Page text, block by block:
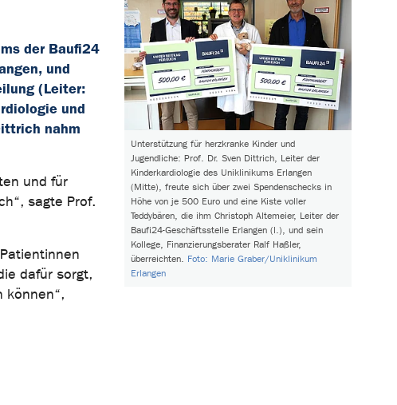
der Baufi24
und
(Leiter:
und
nahm
und für
sagte Prof.
dafür sorgt,
können“,
Unterstützung für herzkranke Kinder und
Jugendliche: Prof. Dr. Sven Dittrich, Leiter der
Kinderkardiologie des Uniklinikums Erlangen
(Mitte), freute sich über zwei Spendenschecks in
Höhe von je 500 Euro und eine Kiste voller
Teddybären, die ihm Christoph Altemeier, Leiter der
Baufi24-Geschäftsstelle Erlangen (l.), und sein
Kollege, Finanzierungsberater Ralf Haßler,
überreichten. Foto: Marie Graber/Uniklinikum
Erlangen